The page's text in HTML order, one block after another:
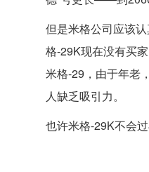
但是米格公司应该
格-29K现在没有买
米格-29，由于年老
人缺乏吸引力。
也许米格-29K不会